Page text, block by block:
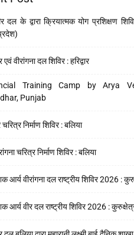
दल के द्वारा क्रियात्मक योग प्रशिक्षण
एवं वीरांगना दल शिविर : हरिद्वार
Training Camp by Arya
Punjab
निर्माण शिविर : बलिया
चरित्र निर्माण शिविर : बलिया
आर्य वीरांगना दल राष्ट्रीय शिविर 2026 :
आर्य वीर दल राष्ट्रीय शिविर 2026 :